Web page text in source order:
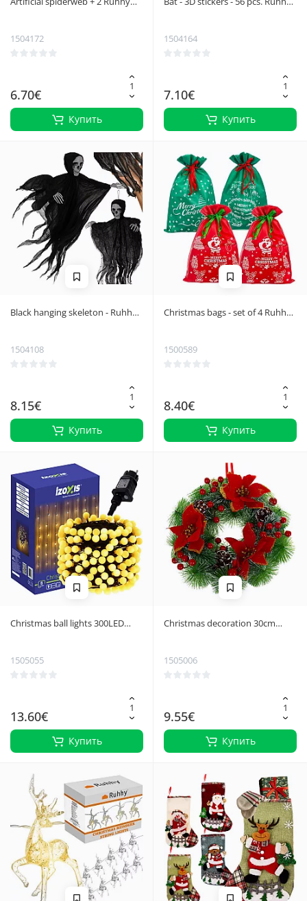
1504172
6.70€
Купить
1504164
7.10€
Купить
Black hanging skeleton - Ruhhy
1504108
8.15€
Купить
Christmas bags - set of 4 Ruhhy
1500589
8.40€
Купить
Christmas ball lights 300LED
1505055
13.60€
Купить
Christmas decoration 30cm
1505006
9.55€
Купить